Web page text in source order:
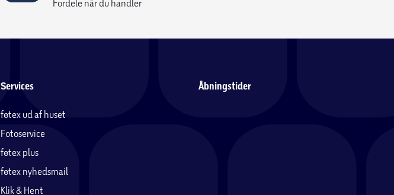
Fordele når du handler
Services
føtex ud af huset
Fotoservice
føtex plus
føtex nyhedsmail
Klik & Hent
Åbningstider